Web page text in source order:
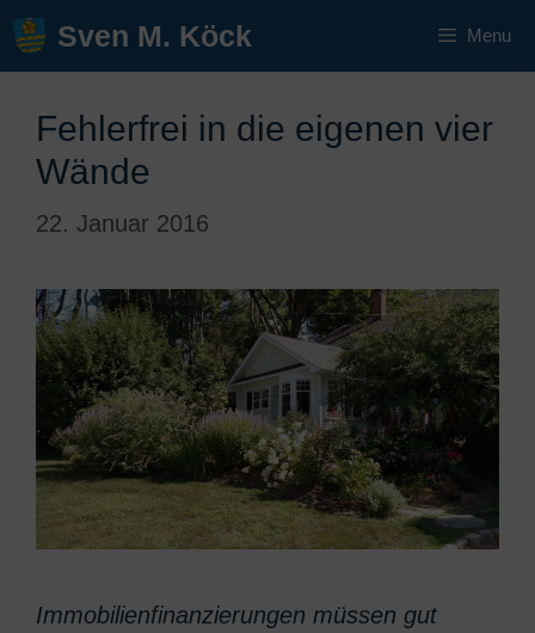
Zum
Inhalt Sven M. Köck Menu
Fehlerfrei in die eigenen vier
Wände
22. Januar 2016
Immobilienfinanzierungen müssen gut